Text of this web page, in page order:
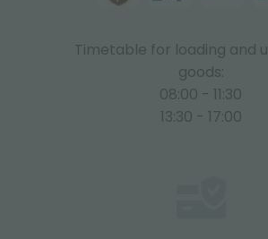
Timetable for loading and
goods:
08:00 - 11:30
13:30 - 17:00